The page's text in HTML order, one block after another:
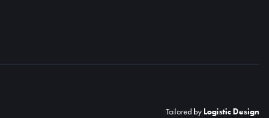
Tailored byLogistic Design